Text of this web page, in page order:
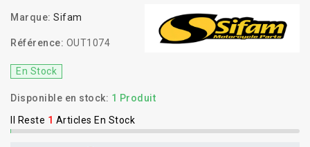
Marque: Sifam
Référence: OUT1074
En Stock
Disponible en stock: 1 Produit
Il Reste 1 Articles En Stock